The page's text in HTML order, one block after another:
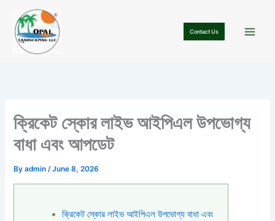
content
Contact Us
ক্রিকেট স্কোর লাইভ আইপিএল উপভোগ্য
বাধা এবং আপডেট
Byadmin/June 8, 2026
ক্রিকেট স্কোর লাইভ আইপিএল উপভোগ্য বাধা এবং